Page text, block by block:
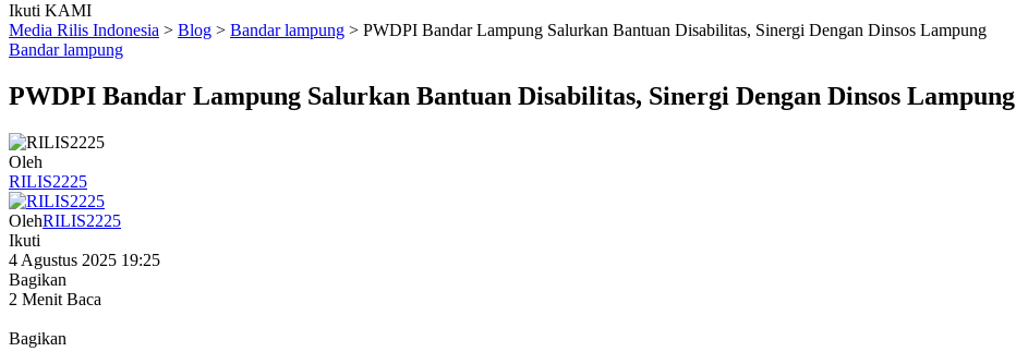
Ikuti KAMI
Media Rilis Indonesia > Blog > Bandar lampung > PWDPI Bandar Lampung Salurkan Bantuan Disabilitas, Sinergi Dengan Dinsos Lampung
Bandar lampung
PWDPI Bandar Lampung Salurkan Bantuan Disabilitas, Sinergi Dengan Dinsos Lampung
Oleh
RILIS2225
OlehRILIS2225
Ikuti
4 Agustus 2025 19:25
Bagikan
2 Menit Baca
Bagikan